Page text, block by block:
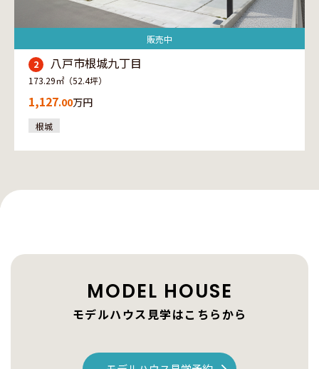
販売中
2 八戸市根城九丁目
173.29㎡（52.4坪）
1,127.00万円
根城
MODEL HOUSE
モデルハウス見学はこちらから